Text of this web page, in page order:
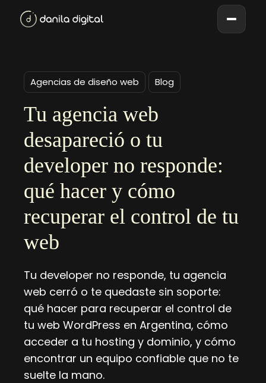
Agencias de diseño web Blog
Tu agencia web
desapareció o tu
developer no responde:
qué hacer y cómo
recuperar el control de tu
web
Tu developer no responde, tu agencia
web cerró o te quedaste sin soporte:
qué hacer para recuperar el control de
tu web WordPress en Argentina, cómo
acceder a tu hosting y dominio, y cómo
encontrar un equipo confiable que no te
suelte la mano.